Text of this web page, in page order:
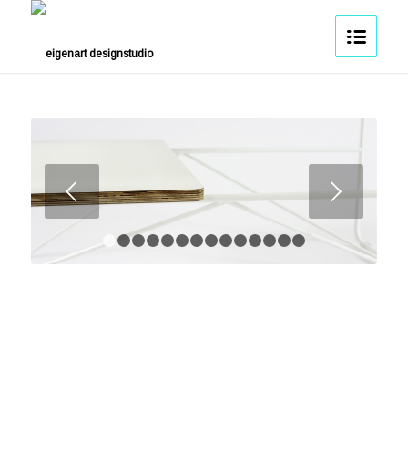
Weiter
1 2 3 4 5 6 7 8 11 12